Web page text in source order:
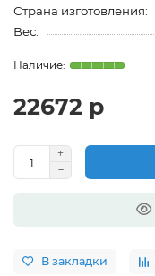
Страна изготовления:
Вес:
22672 р
В закладки